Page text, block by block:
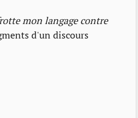
mon langage contre
d'un discours